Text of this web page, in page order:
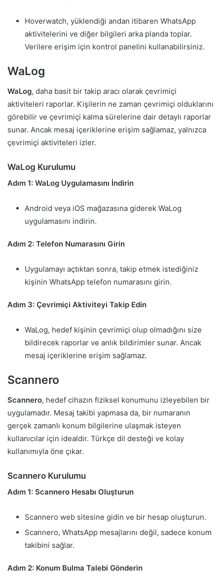
Hoverwatch, yüklendiği andan itibaren WhatsApp
aktivitelerini ve diğer bilgileri arka planda toplar.
Verilere erişim için kontrol panelini kullanabilirsiniz.
WaLog
WaLog, daha basit bir takip aracı olarak çevrimiçi
aktiviteleri raporlar. Kişilerin ne zaman çevrimiçi olduklarını
görebilir ve çevrimiçi kalma sürelerine dair detaylı raporlar
sunar. Ancak mesaj içeriklerine erişim sağlamaz, yalnızca
çevrimiçi aktiviteleri izler.
WaLog Kurulumu
Adım 1: WaLog Uygulamasını İndirin
Android veya iOS mağazasına giderek WaLog
uygulamasını indirin.
Adım 2: Telefon Numarasını Girin
Uygulamayı açtıktan sonra, takip etmek istediğiniz
kişinin WhatsApp telefon numarasını girin.
Adım 3: Çevrimiçi Aktiviteyi Takip Edin
WaLog, hedef kişinin çevrimiçi olup olmadığını size
bildirecek raporlar ve anlık bildirimler sunar. Ancak
mesaj içeriklerine erişim sağlamaz.
Scannero
Scannero, hedef cihazın fiziksel konumunu izleyebilen bir
uygulamadır. Mesaj takibi yapmasa da, bir numaranın
gerçek zamanlı konum bilgilerine ulaşmak isteyen
kullanıcılar için idealdir. Türkçe dil desteği ve kolay
kullanımıyla öne çıkar.
Scannero Kurulumu
Adım 1: Scannero Hesabı Oluşturun
Scannero web sitesine gidin ve bir hesap oluşturun.
Scannero, WhatsApp mesajlarını değil, sadece konum
takibini sağlar.
Adım 2: Konum Bulma Talebi Gönderin